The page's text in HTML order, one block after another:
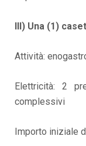
III) Una (1)
Attività:
Elettricità: 2
complessivi
Importo iniziale